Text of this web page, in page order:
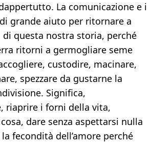
La comunicazione e i
grande aiuto per ritornare a
questa nostra storia, perché
ritorni a germogliare seme
custodire, macinare,
spezzare da gustarne la
Significa,
riaprire i forni della vita,
dare senza aspettarsi nulla
fecondità dell’amore perché